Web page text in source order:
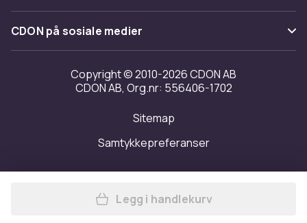
Kundeanmeldelser
Jobbe på CDON
Investor relations
Tilgjengelighet
Merchant Help Center
CDON på sosiale medier
Copyright © 2010-2026 CDON AB
CDON AB, Org.nr: 556406-1702
Sitemap
Samtykkepreferanser
Legg Mountain
Legg i handlekurv